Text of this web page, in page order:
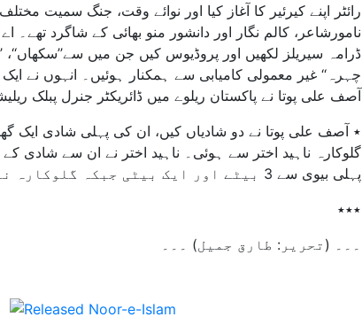
رائٹر اپنے کیرئیر کا آغاز کیا اور نوائے وقت، جنگ سمیت
ڈرامہ سیریلز لکھیں اور پروڈیوس کیں جن میں سے’’سکھاں‘‘،
آصف علی پوتا نے پاکستان ریلوے میں ڈائریکٹر جنرل پبلک
٭ آصف علی پوتا نے دو شادیاں کیں، ان کی پہلی شادی ایک
گلوکارہ ناہید اختر سے ہوئی۔ ناہید اختر نے ان سے شادی کے
پہلی بیوی سے 3 بیٹے اور ایک بیٹی جبکہ گلوکارہ ناہید اختر سے ایک بیٹا اور ایک بیٹی ہیں۔
٭٭٭
۔۔۔ (تحریر: طارق جمیل) ۔۔۔